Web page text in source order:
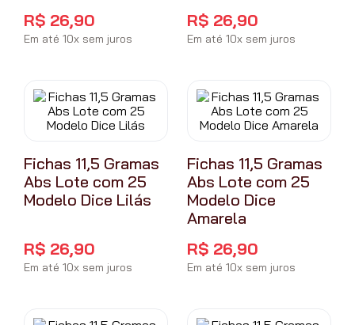
R$ 26,90
Em até 10x sem juros
R$ 26,90
Em até 10x sem juros
Fichas 11,5 Gramas
Abs Lote com 25
Modelo Dice Lilás
R$ 26,90
Em até 10x sem juros
Fichas 11,5 Gramas
Abs Lote com 25
Modelo Dice
Amarela
R$ 26,90
Em até 10x sem juros